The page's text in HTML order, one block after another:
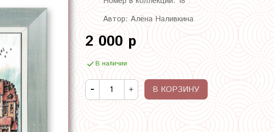
Автор: Алёна Наливкина
2 000 р
В наличии
В КОРЗИНУ